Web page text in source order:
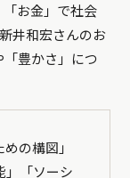
お金」で社会
井和宏さんのお
豊かさ」につ
の構図」
」「ソーシ